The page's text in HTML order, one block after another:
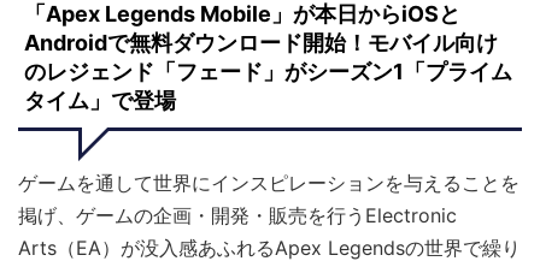
「Apex Legends Mobile」が本日からiOSと
Androidで無料ダウンロード開始！モバイル向け
のレジェンド「フェード」がシーズン1「プライム
タイム」で登場
ゲームを通して世界にインスピレーションを与えることを
掲げ、ゲームの企画・開発・販売を行うElectronic
Arts（EA）が没入感あふれるApex Legendsの世界で繰り